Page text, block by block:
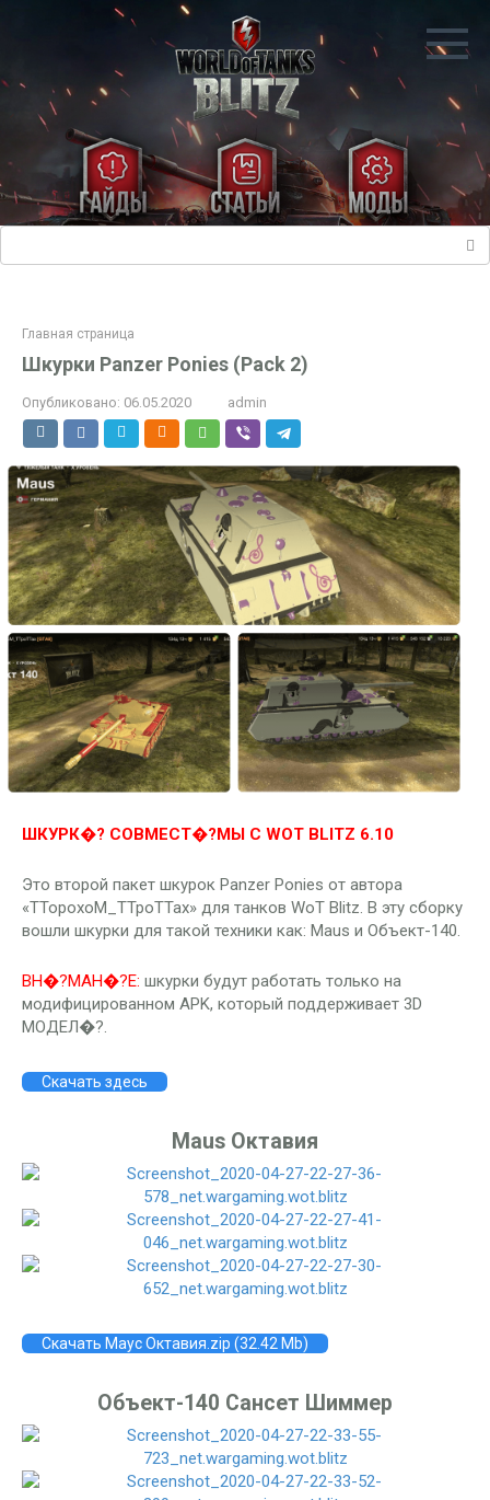
Главная страница
Шкурки Panzer Ponies (Pack 2)
Опубликовано: 06.05.2020 admin
ШКУРК�? СОВМЕСТ�?МЫ С WOT BLITZ 6.10
Это второй пакет шкурок Panzer Ponies от автора
«TTopoxoM_TTpoTTax» для танков WoT Blitz. В эту сборку
вошли шкурки для такой техники как: Maus и Объект-140.
ВН�?МАН�?Е: шкурки будут работать только на
модифицированном APK, который поддерживает 3D
МОДЕЛ�?.
Скачать здесь
Maus Октавия
Скачать Маус Октавия.zip (32.42 Mb)
Объект-140 Сансет Шиммер